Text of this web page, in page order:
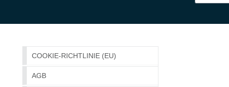
COOKIE-RICHTLINIE (EU)
AGB